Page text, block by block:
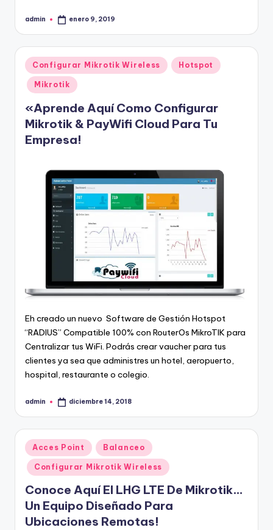
Publicado
admin enero 9, 2019
Publicado
en
Configurar Mikrotik Wireless Hotspot
Mikrotik
«Aprende Aquí Como Configurar
Mikrotik & PayWifi Cloud Para Tu
Empresa!
Eh creado un nuevo Software de Gestión Hotspot
“RADIUS” Compatible 100% con RouterOs MikroTIK para
Centralizar tus WiFi. Podrás crear vaucher para tus
clientes ya sea que administres un hotel, aeropuerto,
hospital, restaurante o colegio.
Publicado
admin diciembre 14, 2018
Publicado
en
Acces Point Balanceo
Configurar Mikrotik Wireless
Conoce Aquí El LHG LTE De Mikrotik…
Un Equipo Diseñado Para
Ubicaciones Remotas!